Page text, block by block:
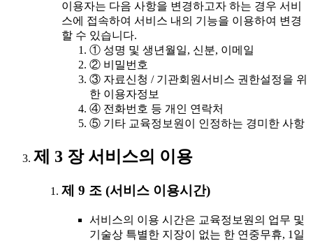
이용자는 다음 사항을 변경하고자 하는 경우 서비
스에 접속하여 서비스 내의 기능을 이용하여 변경
할 수 있습니다.
① 성명 및 생년월일, 신분, 이메일
② 비밀번호
③ 자료신청 / 기관회원서비스 권한설정을 위
한 이용자정보
④ 전화번호 등 개인 연락처
⑤ 기타 교육정보원이 인정하는 경미한 사항
제 3 장 서비스의 이용
제 9 조 (서비스 이용시간)
서비스의 이용 시간은 교육정보원의 업무 및
기술상 특별한 지장이 없는 한 연중무휴, 1일